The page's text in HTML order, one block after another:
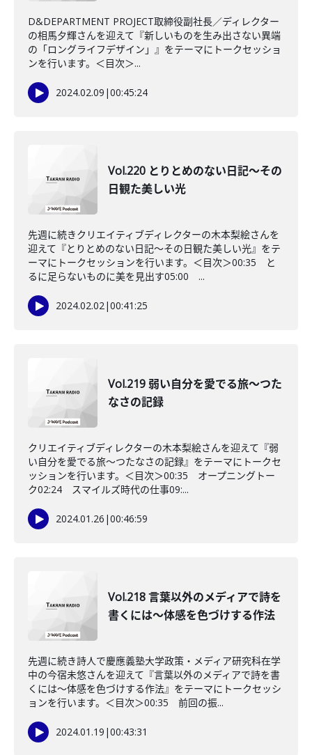
D&DEPARTMENT PROJECT取締役副社長／ディレクター
の相馬夕輝さんを迎えて『新しいものを生み出さない異端
の「ロングライフデザイン」』をテーマにトークセッショ
ンを行います。＜目次＞...
2024.02.09 |00:45:24
Vol.220 とりとめのない日記〜その
日観た美しい光
先週に続きクリエイティブディレクターの木本梨絵さんを
迎えて『とりとめのない日記〜その日観た美しい光』をテ
ーマにトークセッションを行います。＜目次＞00:35 と
るに足らないものに美を見出す05:00 ...
2024.02.02|00:41:25
Vol.219 弱い自分を愛でる旅〜つた
なさの記録
クリエイティブディレクターの木本梨絵さんを迎えて『弱
い自分を愛でる旅〜つたなさの記録』をテーマにトークセ
ッションを行います。＜目次＞00:35 オープニングトー
ク02:24 スマイルズ時代の仕事09:...
2024.01.26 |00:46:59
Vol.218 言葉以外のメディアで詩を
書くには〜体感を色づけする作法
先週に続き詩人で慶應義塾大学政策・メディア研究科在学
中の今宿未悠さんを迎えて『言葉以外のメディアで詩を書
くには〜体感を色づけする作法』をテーマにトークセッシ
ョンを行います。＜目次＞00:35 前回の振...
2024.01.19 |00:43:31